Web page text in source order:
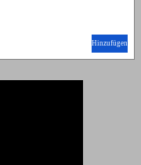
Hinzufügen